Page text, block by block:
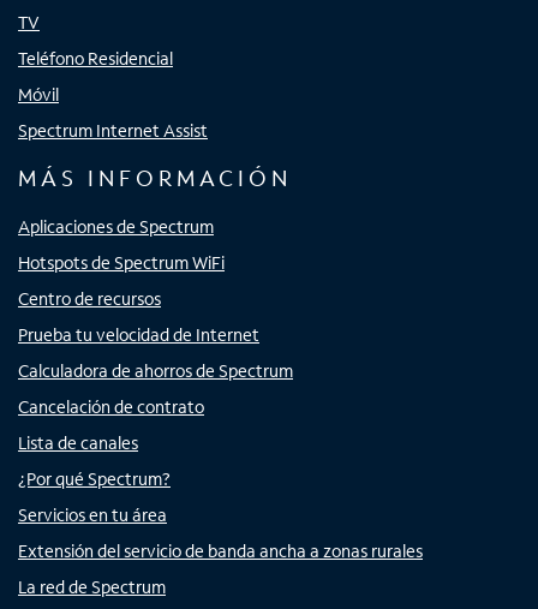
TV
Teléfono Residencial
Móvil
Spectrum Internet Assist
MÁS INFORMACIÓN
Aplicaciones de Spectrum
Hotspots de Spectrum WiFi
Centro de recursos
Prueba tu velocidad de Internet
Calculadora de ahorros de Spectrum
Cancelación de contrato
Lista de canales
¿Por qué Spectrum?
Servicios en tu área
Extensión del servicio de banda ancha a zonas rurales
La red de Spectrum